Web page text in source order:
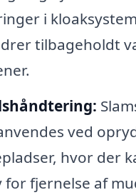
i
tilbageholdt
ved
hvor der
for fjernelse af